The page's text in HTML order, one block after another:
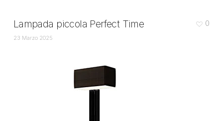
Lampada piccola Perfect Time
23 Marzo 2025
0